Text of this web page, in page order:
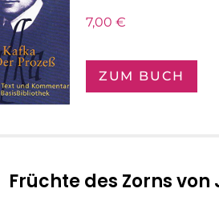
7,00 €
ZUM BUCH
Früchte des Zorns